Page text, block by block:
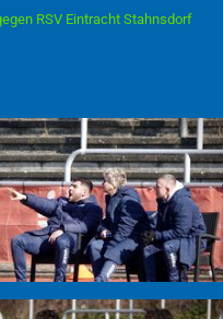
RSV Eintracht Stahnsdorf